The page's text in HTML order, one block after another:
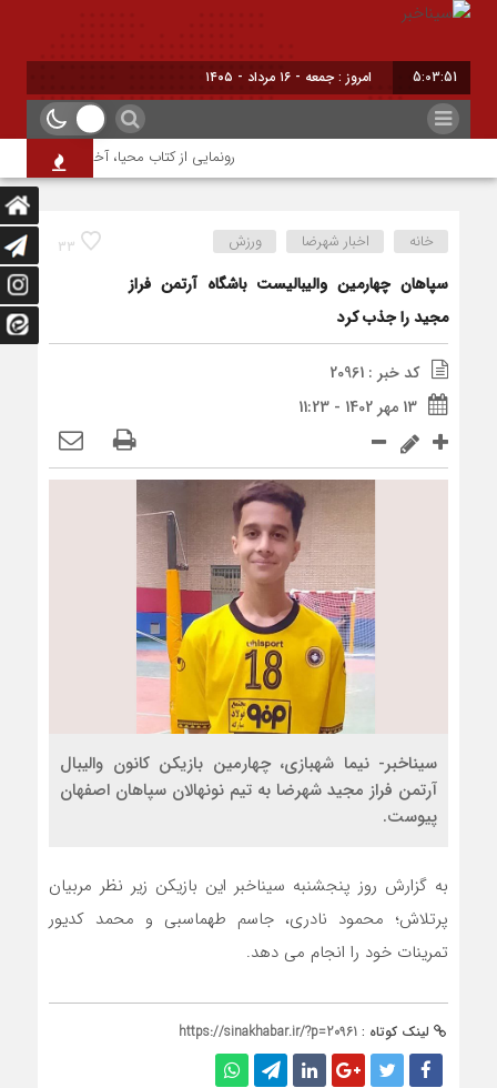
5:03:51 امروز : جمعه - ۱۶ مرداد - ۱۴۰۵
رونمایی از کتاب محیا، آخرین اثر
33 خانه اخبار شهرضا ورزش
سپاهان چهارمین والیبالیست باشگاه آرتمن فراز
مجید را جذب کرد
کد خبر : 20961
13 مهر 1402 - 11:23
سیناخبر- نیما شهبازی، چهارمین بازیکن کانون والیبال
آرتمن فراز مجید شهرضا به تیم نونهالان سپاهان اصفهان
پیوست.
به گزارش روز پنجشنبه سیناخبر این بازیکن زیر نظر مربیان
پرتلاش؛ محمود نادری، جاسم طهماسبی و محمد کدیور
تمرینات خود را انجام می دهد.
لینک کوتاه : https://sinakhabar.ir/?p=20961